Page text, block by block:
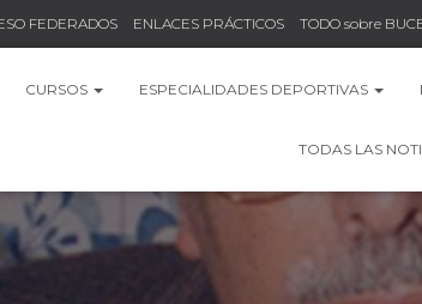
FEDERADOS ENLACES PRÁCTICOS TODO sobre
CURSOS ESPECIALIDADES DEPORTIVAS
TODAS LAS